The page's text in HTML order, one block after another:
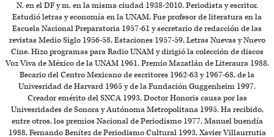
N. en el DF y m. en la misma ciudad 1938-2010. Periodista y escritor.
Estudió letras y economía en la UNAM. Fue profesor de literatura en la
Escuela Nacional Preparatoria 1957-61 y secretario de redacción de las
revistas Medio Siglo 1956-58, Estaciones 1957-59, Letras Nuevas y Nuevo
Cine. Hizo programas para Radio UNAM y dirigió la colección de discos
Voz Viva de México de la UNAM 1961. Premio Mazatlán de Literaura 1988.
Becario del Centro Mexicano de escritores 1962-63 y 1967-68, de la
Univesridad de Harvard 1965 y de la Fundación Guggenheim 1997.
Creador emérito del SNCA 1993. Doctor Honoris causa por las
Univesridades de Sonora y Autónoma Metropolitana 1995. Ha recibido,
entre otros, los premios Nacional de Periodismo 1977, Manuel buendía
1988, Fernando Benítez de Periodismo Cultural 1993, Xavier Villaurrutia